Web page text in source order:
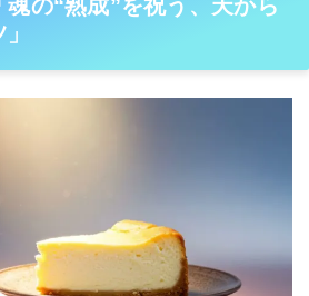
の“熟成”を祝う、天から